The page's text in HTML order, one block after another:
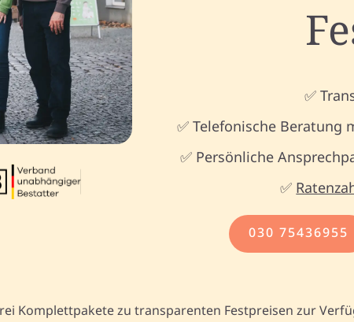
✅
✅ Telefonische Beratung
✅ Persönliche
✅
030 75436955
Komplettpakete zu transparenten Festpreisen zur